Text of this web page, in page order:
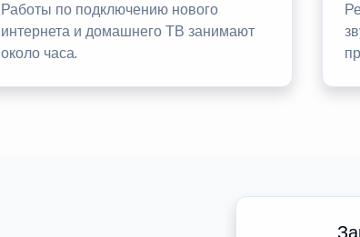
Работы по подключению нового
интернета и домашнего ТВ занимают
около часа.